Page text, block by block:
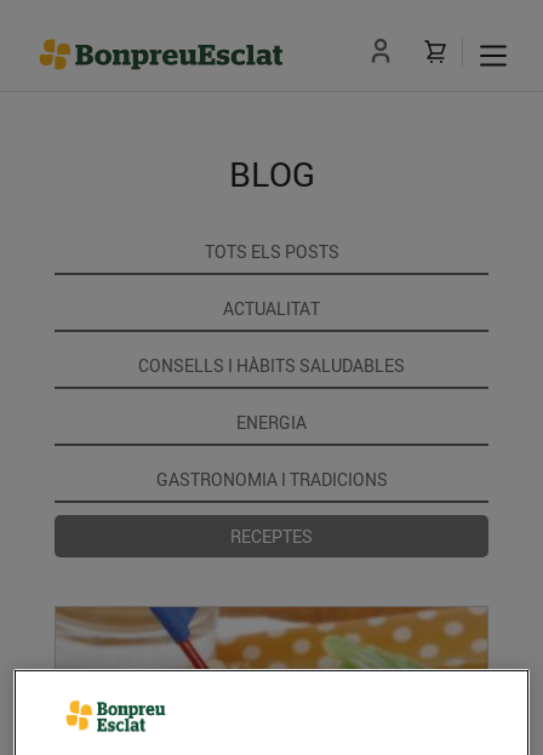
BLOG
TOTS ELS POSTS
ACTUALITAT
CONSELLS I HÀBITS SALUDABLES
ENERGIA
GASTRONOMIA I TRADICIONS
RECEPTES